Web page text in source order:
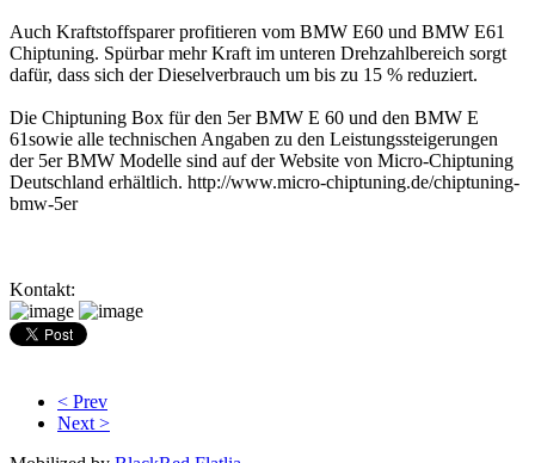
Auch Kraftstoffsparer profitieren vom BMW E60 und BMW E61
Chiptuning. Spürbar mehr Kraft im unteren Drehzahlbereich sorgt
dafür, dass sich der Dieselverbrauch um bis zu 15 % reduziert.
Die Chiptuning Box für den 5er BMW E 60 und den BMW E
61sowie alle technischen Angaben zu den Leistungssteigerungen
der 5er BMW Modelle sind auf der Website von Micro-Chiptuning
Deutschland erhältlich. http://www.micro-chiptuning.de/chiptuning-
bmw-5er
Kontakt:
< Prev
Next >